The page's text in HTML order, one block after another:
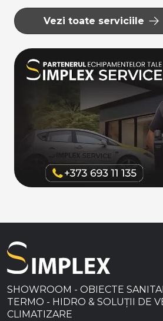
Vezi toate serviciile
SHOWROOM - OBIECTE
TERMO - HIDRO & SOLUȚII DE
CLIMATIZARE